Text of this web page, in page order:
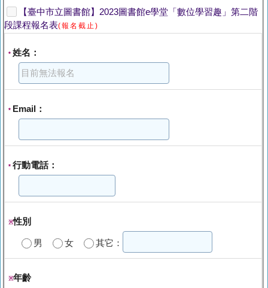
【臺中市立圖書館】2023圖書館e學堂「數位學習趣」第二階
段課程報名表(報名截止)
* 姓名：
* Email：
* 行動電話：
※性別
男 女 其它：
※年齡